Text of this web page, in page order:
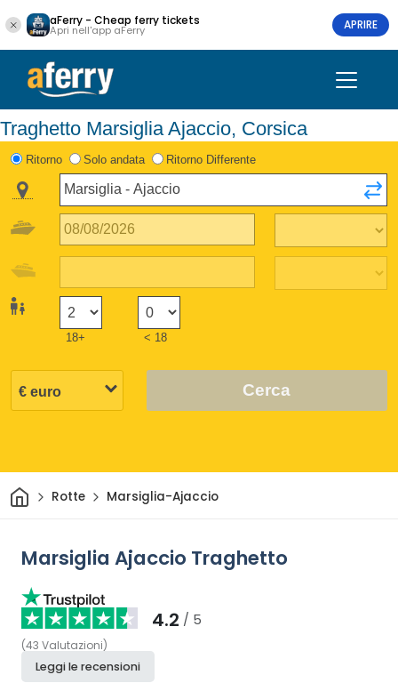
aFerry - Cheap ferry tickets
Apri nell'app aFerry APRIRE
Traghetto Marsiglia Ajaccio, Corsica
Ritorno Solo andata Ritorno Differente
18+ < 18
Cerca
CasaRotte Marsiglia-Ajaccio
Marsiglia Ajaccio Traghetto
4.2 / 5
(43 Valutazioni)
Leggi le recensioni